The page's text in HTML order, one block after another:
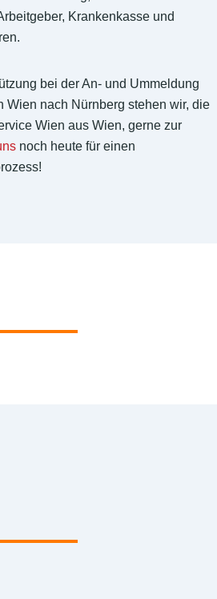
Krankenkasse und
bei der An- und Ummeldung
Wien nach Nürnberg stehen wir, die
Wien aus Wien, gerne zur
noch heute für einen